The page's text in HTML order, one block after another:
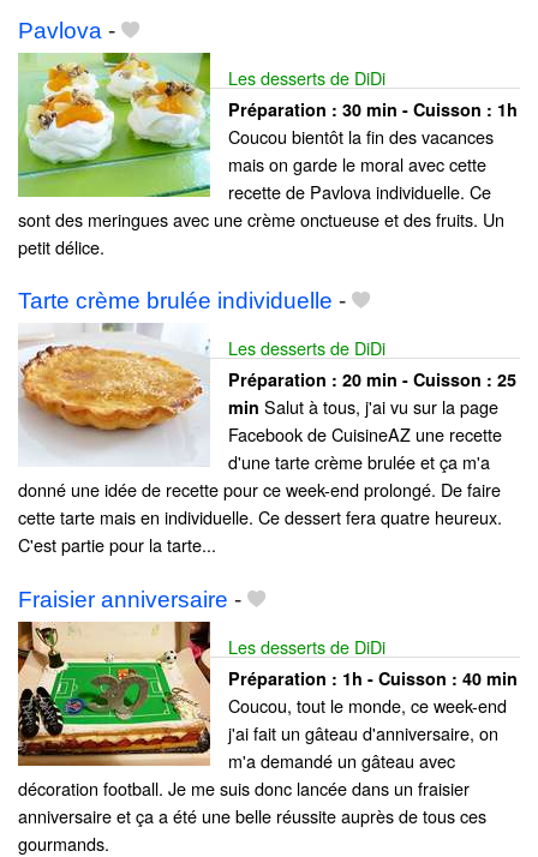
Pavlova -
Les desserts de DiDi
Préparation : 30 min - Cuisson : 1h
Coucou bientôt la fin des vacances
mais on garde le moral avec cette
recette de Pavlova individuelle. Ce
sont des meringues avec une crème onctueuse et des fruits. Un
petit délice.
Tarte crème brulée individuelle -
Les desserts de DiDi
Préparation : 20 min - Cuisson : 25
min Salut à tous, j'ai vu sur la page
Facebook de CuisineAZ une recette
d'une tarte crème brulée et ça m'a
donné une idée de recette pour ce week-end prolongé. De faire
cette tarte mais en individuelle. Ce dessert fera quatre heureux.
C'est partie pour la tarte...
Fraisier anniversaire -
Les desserts de DiDi
Préparation : 1h - Cuisson : 40 min
Coucou, tout le monde, ce week-end
j'ai fait un gâteau d'anniversaire, on
m'a demandé un gâteau avec
décoration football. Je me suis donc lancée dans un fraisier
anniversaire et ça a été une belle réussite auprès de tous ces
gourmands.